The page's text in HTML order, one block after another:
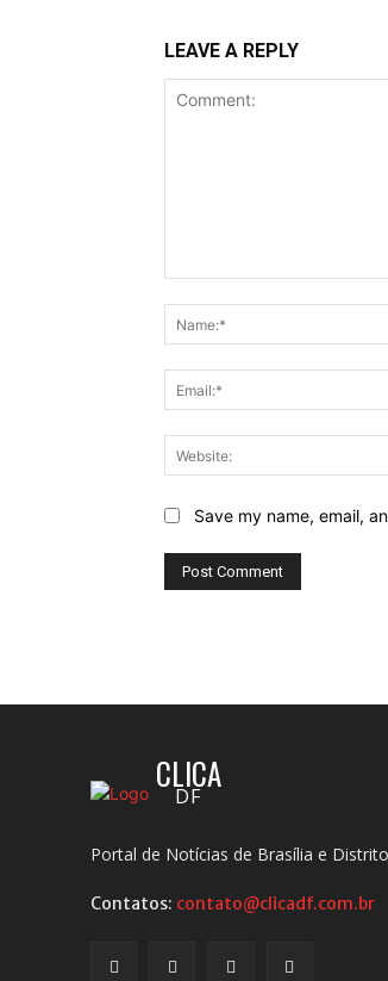
LEAVE A REPLY
Save my name, email,
CLICA
DF
Portal de Notícias de Brasília e
Contatos: contato@clicadf.com.br